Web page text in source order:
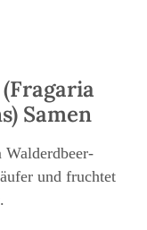
Samen
Walderdbeer-
und fruchtet